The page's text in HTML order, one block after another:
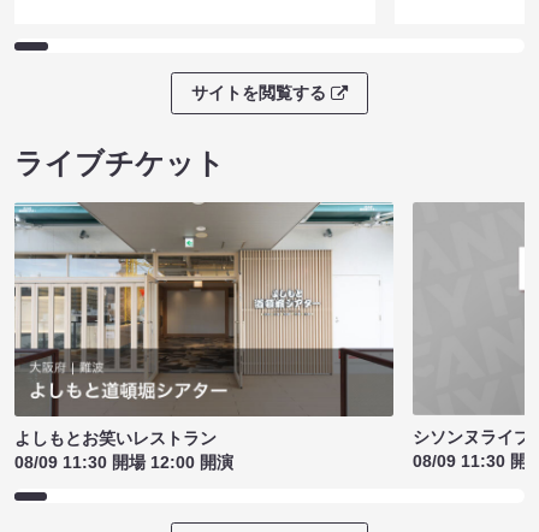
サイトを閲覧する
ライブチケット
よしもとお笑いレストラン
08/09 11:30 開場 12:00 開演
シソンヌライ
08/09 11:30 開